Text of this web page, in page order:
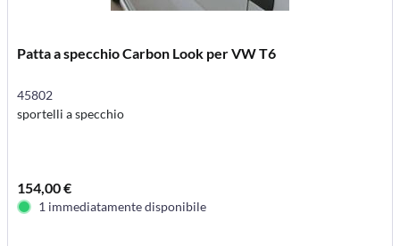
Patta a specchio Carbon Look per VW T6
45802
sportelli a specchio
154,00 €
1 immediatamente disponibile